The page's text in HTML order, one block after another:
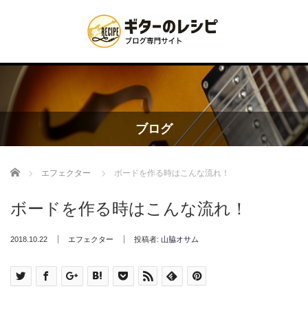
ブログ
Home エフェクター ボードを作る時はこんな流れ！
ボードを作る時はこんな流れ！
2018.10.22 エフェクター 投稿者: 山脇オサム